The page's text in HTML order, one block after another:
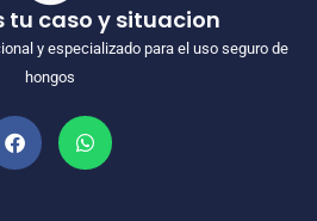
tu caso y situacion
y especializado para el uso seguro de
hongos